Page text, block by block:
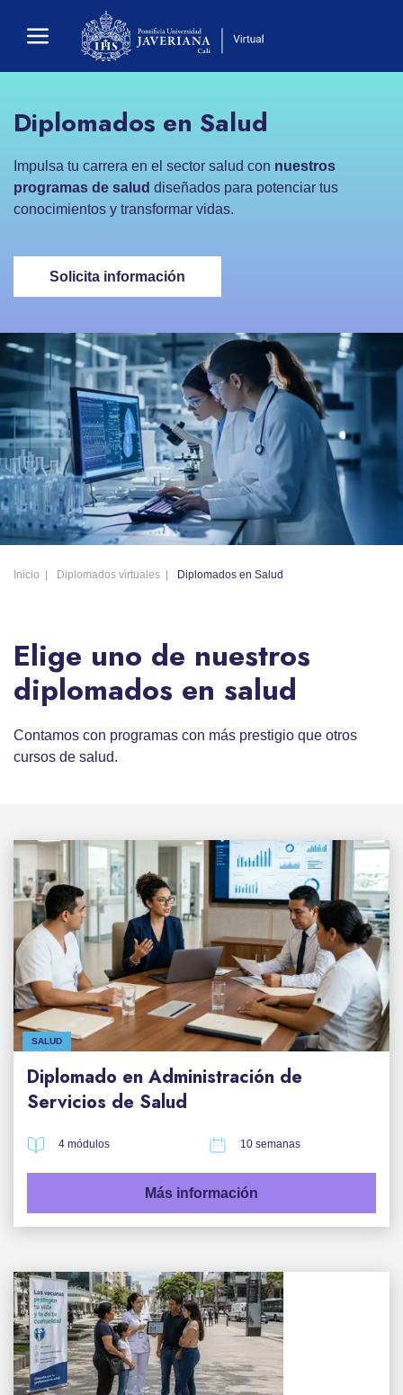
Diplomados en Salud
Impulsa tu carrera en el sector salud con nuestros
programas de salud diseñados para potenciar tus
conocimientos y transformar vidas.
Solicita información
Inicio Diplomados virtuales Diplomados en Salud
Elige uno de nuestros
diplomados en salud
Contamos con programas con más prestigio que otros
cursos de salud.
SALUD
Diplomado en Administración de
Servicios de Salud
4 módulos 10 semanas
Más información